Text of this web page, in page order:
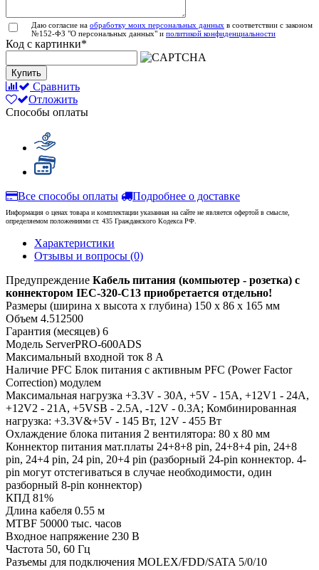
Даю согласие на обработку моих персональных данных в соответствии с законом
№152-ФЗ "О персональных данных" и политикой конфиденциальности
Код с картинки*
Купить
Сравнить
Отложить
Способы оплаты
Все способы оплаты Подробнее о доставке
Информация о ценах товара и комплектации указанная на сайте не является офертой в смысле,
определяемом положениями ст. 435 Гражданского Кодекса РФ.
Характеристики
Отзывы и вопросы (0)
Предупреждение Кабель питания (компьютер - розетка) с
коннектором IEC-320-C13 приобретается отдельно!
Размеры (ширина x высота x глубина) 150 x 86 x 165 мм
Объем 4.512500
Гарантия (месяцев) 6
Модель ServerPRO-600ADS
Максимальный входной ток 8 А
Наличие PFC Блок питания с активным PFC (Power Factor
Correction) модулем
Максимальная нагрузка +3.3V - 30A, +5V - 15A, +12V1 - 24A,
+12V2 - 21A, +5VSB - 2.5A, -12V - 0.3A; Комбинированная
нагрузка: +3.3V&+5V - 145 Вт, 12V - 455 Вт
Охлаждение блока питания 2 вентилятора: 80 x 80 мм
Коннектор питания мат.платы 24+8+8 pin, 24+8+4 pin, 24+8
pin, 24+4 pin, 24 pin, 20+4 pin (разборный 24-pin коннектор. 4-
pin могут отстегиваться в случае необходимости, один
разборный 8-pin коннектор)
КПД 81%
Длина кабеля 0.55 м
MTBF 50000 тыс. часов
Входное напряжение 230 В
Частота 50, 60 Гц
Разъемы для подключения MOLEX/FDD/SATA 5/0/10